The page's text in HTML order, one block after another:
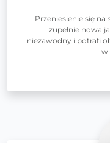
Przeniesienie się
zupełnie nowa
niezawodny i potrafi
w